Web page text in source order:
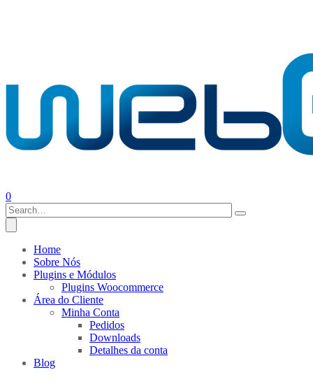
0
Home
Sobre Nós
Plugins e Módulos
Plugins Woocommerce
Área do Cliente
Minha Conta
Pedidos
Downloads
Detalhes da conta
Blog